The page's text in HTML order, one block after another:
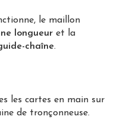
le maillon
longueur et la
chaîne.
les cartes en main sur
de tronçonneuse.